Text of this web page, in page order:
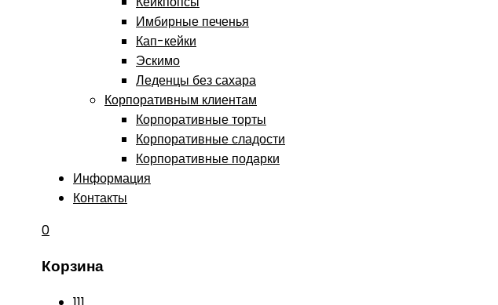
Имбирные печенья
Кап-кейки
Эскимо
Леденцы без сахара
Корпоративным клиентам
Корпоративные торты
Корпоративные сладости
Корпоративные подарки
Информация
Контакты
0
Корзина